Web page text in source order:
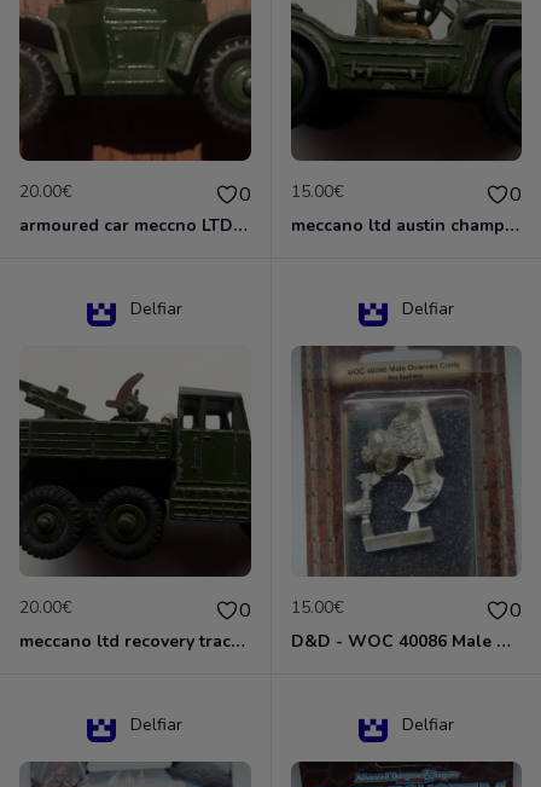
20.00€ 0
armoured car meccno LTD N°670
15.00€ 0
meccano ltd austin champ N°674
Delfiar
20.00€ 0
meccano ltd recovery tractor N°661
Delfiar
15.00€ 0
D&D - WOC 40086 Male Dwarven Cleric Miniature - Donjons Dragons
Delfiar Delfiar